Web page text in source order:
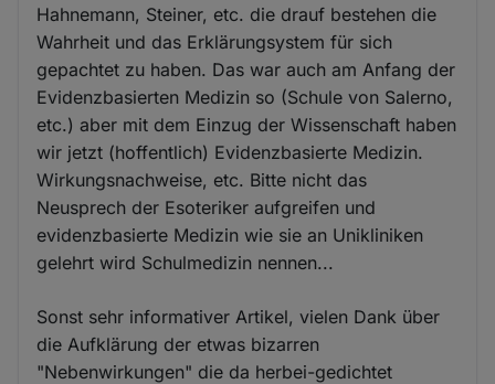
Hahnemann, Steiner, etc. die drauf bestehen die
Wahrheit und das Erklärungsystem für sich
gepachtet zu haben. Das war auch am Anfang der
Evidenzbasierten Medizin so (Schule von Salerno,
etc.) aber mit dem Einzug der Wissenschaft haben
wir jetzt (hoffentlich) Evidenzbasierte Medizin.
Wirkungsnachweise, etc. Bitte nicht das
Neusprech der Esoteriker aufgreifen und
evidenzbasierte Medizin wie sie an Unikliniken
gelehrt wird Schulmedizin nennen...
Sonst sehr informativer Artikel, vielen Dank über
die Aufklärung der etwas bizarren
"Nebenwirkungen" die da herbei-gedichtet